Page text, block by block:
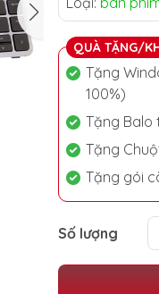
QUÀ TẶNG/
Tặng
100%)
Tặng Balo
Tặng
Tặng gói
Số lượng